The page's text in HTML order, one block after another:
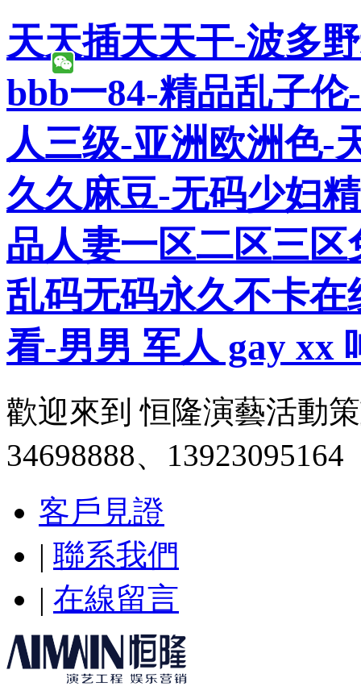
天天插天天干-波多
bbb一84-精品乱子
人三级-亚洲欧洲色-
久久麻豆-无码少妇
品人妻一区二区三
乱码无码永久不卡
看-男男 军人 gay xx
歡迎來到 恒隆演藝活動
34698888、13923095164
客戶見證
| 聯系我們
| 在線留言